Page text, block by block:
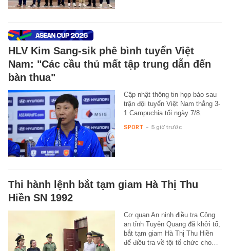
HLV Kim Sang-sik phê bình tuyển Việt
Nam: "Các cầu thủ mất tập trung dẫn đến
bàn thua"
Cập nhật thông tin họp báo sau
trận đội tuyển Việt Nam thắng 3-
1 Campuchia tối ngày 7/8.
SPORT - 5 giờ trước
Thi hành lệnh bắt tạm giam Hà Thị Thu
Hiền SN 1992
Cơ quan An ninh điều tra Công
an tỉnh Tuyên Quang đã khởi tố,
bắt tạm giam Hà Thị Thu Hiền
để điều tra về tội tổ chức cho…